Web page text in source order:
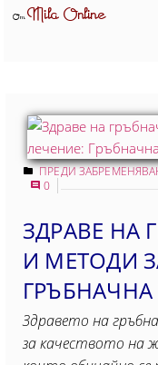
ОтMila Online
ПРЕДИ
0
ЗДРАВЕ НА
И МЕТОДИ
ГРЪБНАЧНА
Здравето на
за качеството на